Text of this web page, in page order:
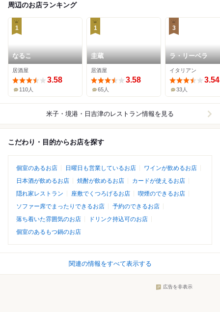
周辺のお店ランキング
1
なるこ
居酒屋
3.58
110人
1
圭蔵
居酒屋
3.58
65人
3
ラ・リーベラ
イタリアン
3.54
33人
米子・境港・日吉津のレストラン情報を見る
こだわり・目的からお店を探す
個室のあるお店 日曜日も営業しているお店
ワインが飲めるお店
日本酒が飲めるお店
焼酎が飲めるお店
カードが使えるお店
隠れ家レストラン
座敷でくつろげるお店
喫煙のできるお店
ソファー席でまったりできるお店
予約のできるお店
落ち着いた雰囲気のお店
ドリンク持込可のお店
個室のあるもつ鍋のお店
関連の情報をすべて表示する
広告を非表示